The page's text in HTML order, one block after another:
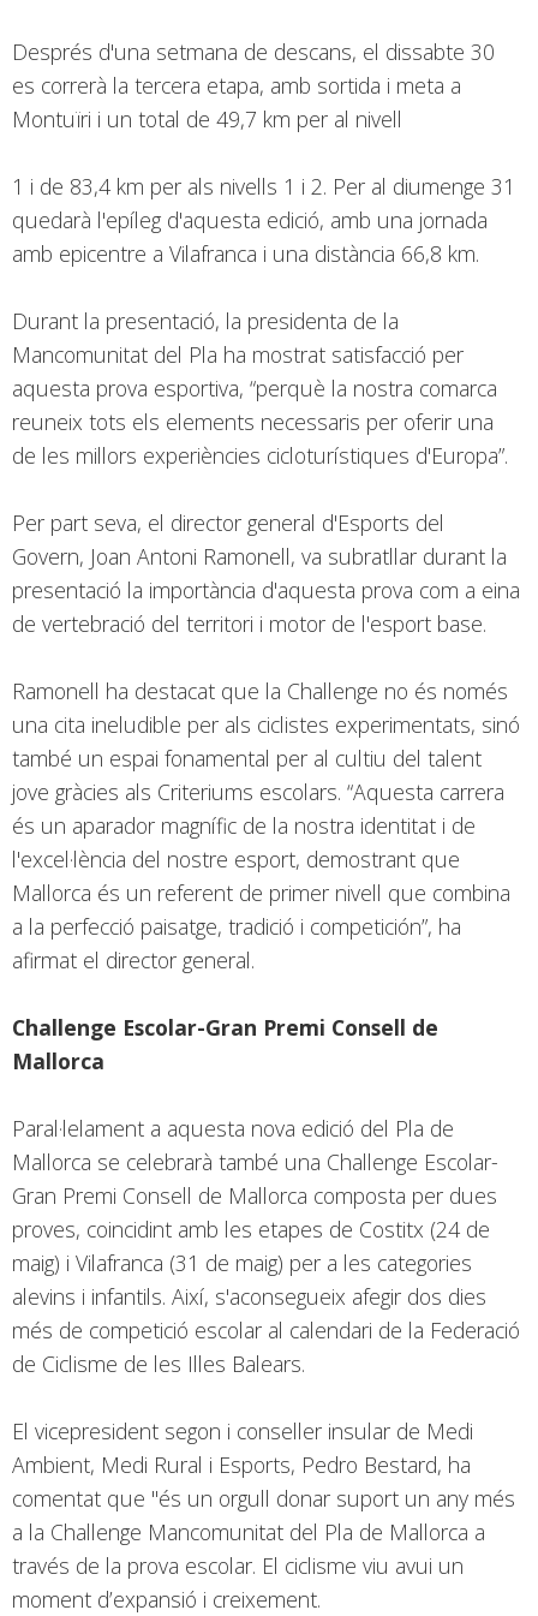
Després d'una setmana de descans, el dissabte 30
es correrà la tercera etapa, amb sortida i meta a
Montuïri i un total de 49,7 km per al nivell
1 i de 83,4 km per als nivells 1 i 2. Per al diumenge 31
quedarà l'epíleg d'aquesta edició, amb una jornada
amb epicentre a Vilafranca i una distància 66,8 km.
Durant la presentació, la presidenta de la
Mancomunitat del Pla ha mostrat satisfacció per
aquesta prova esportiva, “perquè la nostra comarca
reuneix tots els elements necessaris per oferir una
de les millors experiències cicloturístiques d'Europa”.
Per part seva, el director general d'Esports del
Govern, Joan Antoni Ramonell, va subratllar durant la
presentació la importància d'aquesta prova com a eina
de vertebració del territori i motor de l'esport base.
Ramonell ha destacat que la Challenge no és només
una cita ineludible per als ciclistes experimentats, sinó
també un espai fonamental per al cultiu del talent
jove gràcies als Criteriums escolars. “Aquesta carrera
és un aparador magnífic de la nostra identitat i de
l'excel·lència del nostre esport, demostrant que
Mallorca és un referent de primer nivell que combina
a la perfecció paisatge, tradició i competición”, ha
afirmat el director general.
Challenge Escolar-Gran Premi Consell de
Mallorca
Paral·lelament a aquesta nova edició del Pla de
Mallorca se celebrarà també una Challenge Escolar-
Gran Premi Consell de Mallorca composta per dues
proves, coincidint amb les etapes de Costitx (24 de
maig) i Vilafranca (31 de maig) per a les categories
alevins i infantils. Així, s'aconsegueix afegir dos dies
més de competició escolar al calendari de la Federació
de Ciclisme de les Illes Balears.
El vicepresident segon i conseller insular de Medi
Ambient, Medi Rural i Esports, Pedro Bestard, ha
comentat que "és un orgull donar suport un any més
a la Challenge Mancomunitat del Pla de Mallorca a
través de la prova escolar. El ciclisme viu avui un
moment d’expansió i creixement.